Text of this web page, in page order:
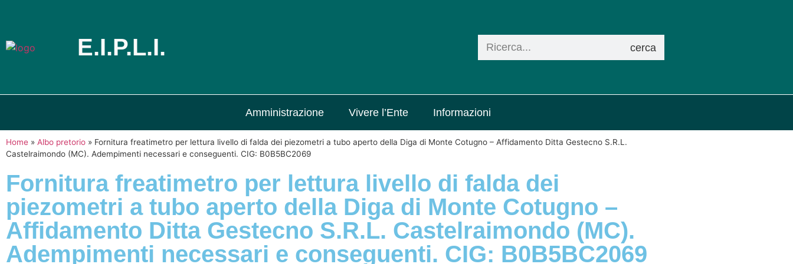
E.I.P.L.I. cerca
Amministrazione Vivere l’Ente Informazioni
Home » Albo pretorio » Fornitura freatimetro per lettura livello di falda dei piezometri a tubo aperto della Diga di Monte Cotugno – Affidamento Ditta Gestecno S.R.L.
Castelraimondo (MC). Adempimenti necessari e conseguenti. CIG: B0B5BC2069
Fornitura freatimetro per lettura livello di falda dei
piezometri a tubo aperto della Diga di Monte Cotugno –
Affidamento Ditta Gestecno S.R.L. Castelraimondo (MC).
Adempimenti necessari e conseguenti. CIG: B0B5BC2069